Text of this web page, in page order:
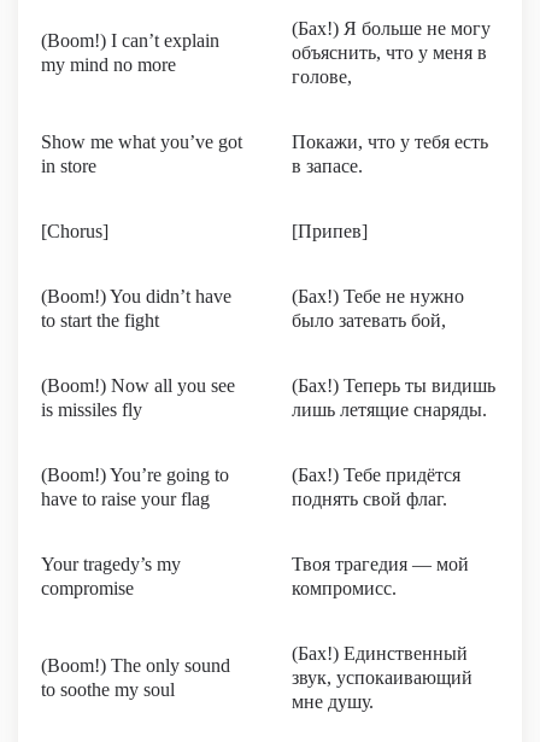
(Boom!) I can’t explain
my mind no more
(Бах!) Я больше не могу
объяснить, что у меня в
голове,
Show me what you’ve got
in store
Покажи, что у тебя есть
в запасе.
[Chorus] [Припев]
(Boom!) You didn’t have
to start the fight
(Бах!) Тебе не нужно
было затевать бой,
(Boom!) Now all you see
is missiles fly
(Бах!) Теперь ты видишь
лишь летящие снаряды.
(Boom!) You’re going to
have to raise your flag
(Бах!) Тебе придётся
поднять свой флаг.
Your tragedy’s my
compromise
Твоя трагедия — мой
компромисс.
(Boom!) The only sound
to soothe my soul
(Бах!) Единственный
звук, успокаивающий
мне душу.